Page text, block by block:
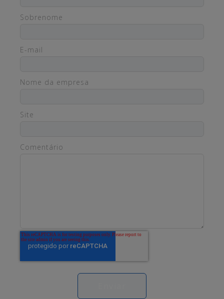
Sobrenome
E-mail
Nome da empresa
Site
Comentário